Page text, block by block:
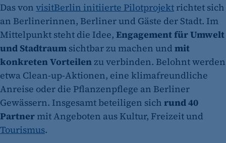
Das von visitBerlin initiierte Pilotprojekt richtet sich
an Berlinerinnen, Berliner und Gäste der Stadt. Im
Mittelpunkt steht die Idee, Engagement für Umwelt
und Stadtraum sichtbar zu machen undmit
konkreten Vorteilenzu verbinden. Belohnt werden
etwa Clean-up-Aktionen, eine klimafreundliche
Anreise oder die Pflanzenpflege an Berliner
Gewässern. Insgesamt beteiligen sich rund 40
Partner mit Angeboten aus Kultur, Freizeit und
Tourismus.